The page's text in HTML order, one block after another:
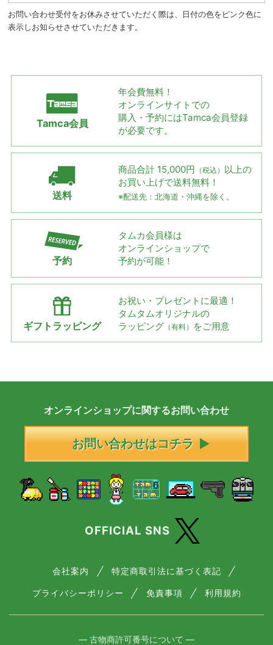
お問い合わせ受付をお休みさせていただく際は、日付の色をピンク色に
表示しお知らせさせていただきます。
Tamca会員
年会費無料！
オンラインサイトでの
購入・予約にはTamca会員登録
が必要です。
送料
商品合計 15,000円 （税込） 以上の
お買い上げで送料無料！
※配送先：北海道・沖縄を除く。
予約
タムカ会員様は
オンラインショップで
予約が可能！
ギフトラッピング
お祝い・プレゼントに最適！
タムタムオリジナルの
ラッピング （有料） をご用意
オンラインショップに関するお問い合わせ
お問い合わせはコチラ
OFFICIAL SNS
会社案内 特定商取引法に基づく表記
プライバシーポリシー 免責事項 利用規約
― 古物商許可番号について ―